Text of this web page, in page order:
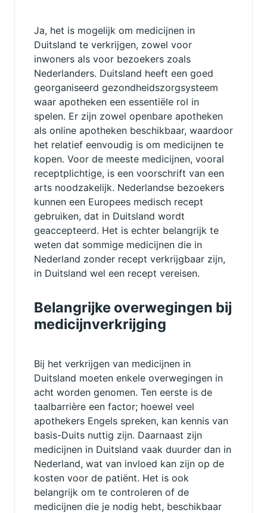
Ja, het is mogelijk om medicijnen in
Duitsland te verkrijgen, zowel voor
inwoners als voor bezoekers zoals
Nederlanders. Duitsland heeft een goed
georganiseerd gezondheidszorgsysteem
waar apotheken een essentiële rol in
spelen. Er zijn zowel openbare apotheken
als online apotheken beschikbaar, waardoor
het relatief eenvoudig is om medicijnen te
kopen. Voor de meeste medicijnen, vooral
receptplichtige, is een voorschrift van een
arts noodzakelijk. Nederlandse bezoekers
kunnen een Europees medisch recept
gebruiken, dat in Duitsland wordt
geaccepteerd. Het is echter belangrijk te
weten dat sommige medicijnen die in
Nederland zonder recept verkrijgbaar zijn,
in Duitsland wel een recept vereisen.
Belangrijke overwegingen bij
medicijnverkrijging
Bij het verkrijgen van medicijnen in
Duitsland moeten enkele overwegingen in
acht worden genomen. Ten eerste is de
taalbarrière een factor; hoewel veel
apothekers Engels spreken, kan kennis van
basis-Duits nuttig zijn. Daarnaast zijn
medicijnen in Duitsland vaak duurder dan in
Nederland, wat van invloed kan zijn op de
kosten voor de patiënt. Het is ook
belangrijk om te controleren of de
medicijnen die je nodig hebt, beschikbaar